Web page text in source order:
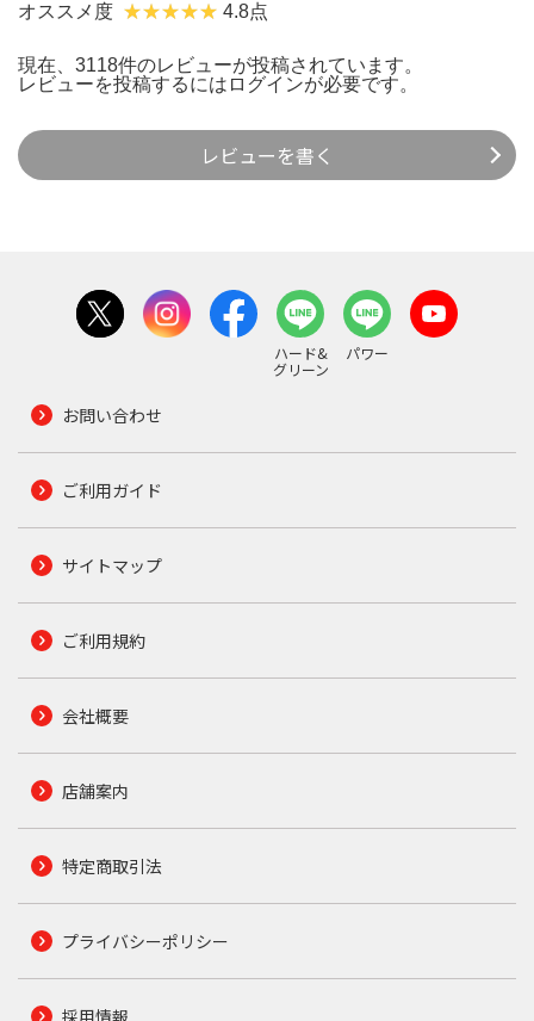
オススメ度 4.8点
現在、3118件のレビューが投稿されています。
レビューを投稿するには ログインが必要です。
レビューを書く
ハード&
グリーン
パワー
お問い合わせ
ご利用ガイド
サイトマップ
ご利用規約
会社概要
店舗案内
特定商取引法
プライバシーポリシー
採用情報